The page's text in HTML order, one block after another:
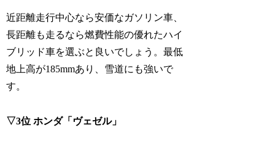
近距離走行中心なら安価なガソリン車、
長距離も走るなら燃費性能の優れたハイ
ブリッド車を選ぶと良いでしょう。最低
地上高が185mmあり、雪道にも強いで
す。
▽3位 ホンダ「ヴェゼル」